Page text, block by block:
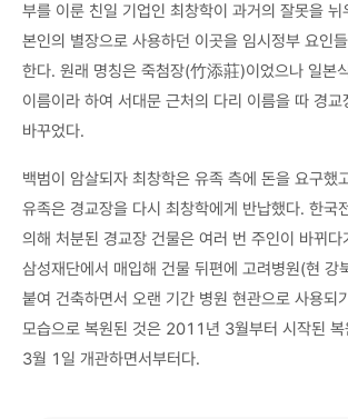
부를 이룬 친일 기업인 최창학이 과거의 잘못을 뉘
본인의 별장으로 사용하던 이곳을 임시정부 요인
한다. 원래 명칭은 죽첨장(竹添莊)이었으나 일본
이름이라 하여 서대문 근처의 다리 이름을 따 경
바꾸었다.
백범이 암살되자 최창학은 유족 측에 돈을 요구했
유족은 경교장을 다시 최창학에게 반납했다. 한국
의해 처분된 경교장 건물은 여러 번 주인이 바뀌
삼성재단에서 매입해 건물 뒤편에 고려병원(현 강
붙여 건축하면서 오랜 기간 병원 현관으로 사용되
모습으로 복원된 것은 2011년 3월부터 시작된
3월 1일 개관하면서부터다.